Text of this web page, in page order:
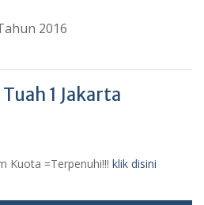
2016
1 Jakarta
Kuota =Terpenuhi!!! klik disini